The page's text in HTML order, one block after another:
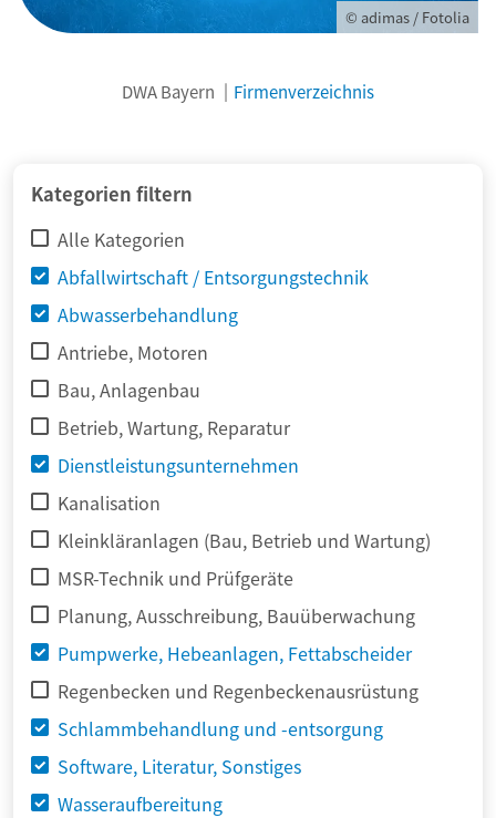
© adimas / Fotolia
DWA Bayern Firmenverzeichnis
Kategorien filtern
Alle Kategorien
Abfallwirtschaft / Entsorgungstechnik
Abwasserbehandlung
Antriebe, Motoren
Bau, Anlagenbau
Betrieb, Wartung, Reparatur
Dienstleistungsunternehmen
Kanalisation
Kleinkläranlagen (Bau, Betrieb und Wartung)
MSR-Technik und Prüfgeräte
Planung, Ausschreibung, Bauüberwachung
Pumpwerke, Hebeanlagen, Fettabscheider
Regenbecken und Regenbeckenausrüstung
Schlammbehandlung und -entsorgung
Software, Literatur, Sonstiges
Wasseraufbereitung